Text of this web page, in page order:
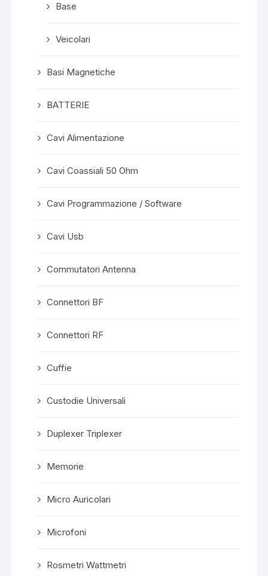
Base
Veicolari
Basi Magnetiche
BATTERIE
Cavi Alimentazione
Cavi Coassiali 50 Ohm
Cavi Programmazione / Software
Cavi Usb
Commutatori Antenna
Connettori BF
Connettori RF
Cuffie
Custodie Universali
Duplexer Triplexer
Memorie
Micro Auricolari
Microfoni
Rosmetri Wattmetri